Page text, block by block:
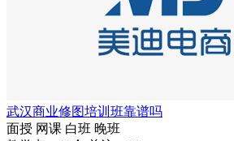
武汉商业修图培训班靠谱吗
面授 网课 白班 晚班